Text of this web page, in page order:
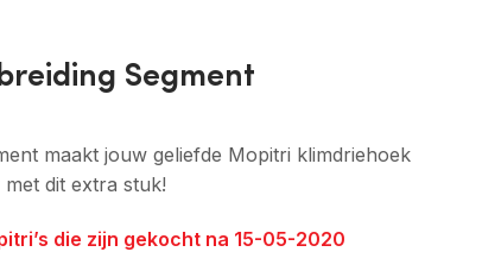
Segment
maakt jouw geliefde Mopitri klimdriehoek
dit extra stuk!
die zijn gekocht na 15-05-2020